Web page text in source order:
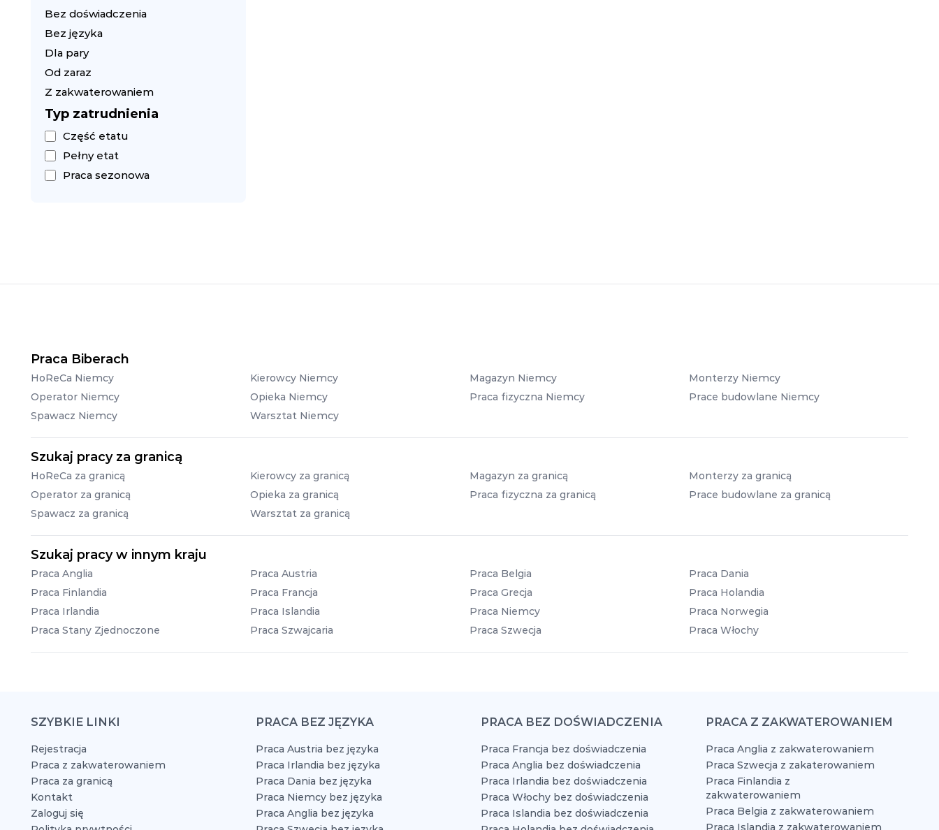
Bez doświadczenia
Bez języka
Dla pary
Od zaraz
Z zakwaterowaniem
Typ zatrudnienia
Część etatu
Pełny etat
Praca sezonowa
Praca Biberach
HoReCa Niemcy Kierowcy Niemcy Magazyn Niemcy
Monterzy Niemcy
Operator Niemcy
Opieka Niemcy Praca fizyczna Niemcy
Prace budowlane Niemcy
Spawacz Niemcy
Warsztat Niemcy
Szukaj pracy za granicą
HoReCa za granicą Kierowcy za granicą Magazyn za granicą
Monterzy za granicą
Operator za granicą
Opieka za granicą Praca fizyczna za granicą
Prace budowlane za granicą
Spawacz za granicą
Warsztat za granicą
Szukaj pracy w innym kraju
Praca Anglia Praca Austria Praca Belgia
Praca Dania
Praca Finlandia
Praca Francja Praca Grecja
Praca Holandia
Praca Irlandia
Praca Islandia Praca Niemcy
Praca Norwegia
Praca Stany Zjednoczone
Praca Szwajcaria Praca Szwecja Praca Włochy
SZYBKIE LINKI
Rejestracja
Praca z zakwaterowaniem
Praca za granicą
Kontakt
Zaloguj się
PRACA BEZ JĘZYKA
Praca Austria bez języka
Praca Irlandia bez języka
Praca Dania bez języka
Praca Niemcy bez języka
Praca Anglia bez języka
PRACA BEZ DOŚWIADCZENIA
Praca Francja bez doświadczenia
Praca Anglia bez doświadczenia
Praca Irlandia bez doświadczenia
Praca Włochy bez doświadczenia
Praca Islandia bez doświadczenia
PRACA Z ZAKWATEROWANIEM
Praca Anglia z zakwaterowaniem
Praca Szwecja z zakaterowaniem
Praca Finlandia z
zakwaterowaniem
Praca Belgia z zakwaterowaniem
Praca Islandia z zakwaterowaniem